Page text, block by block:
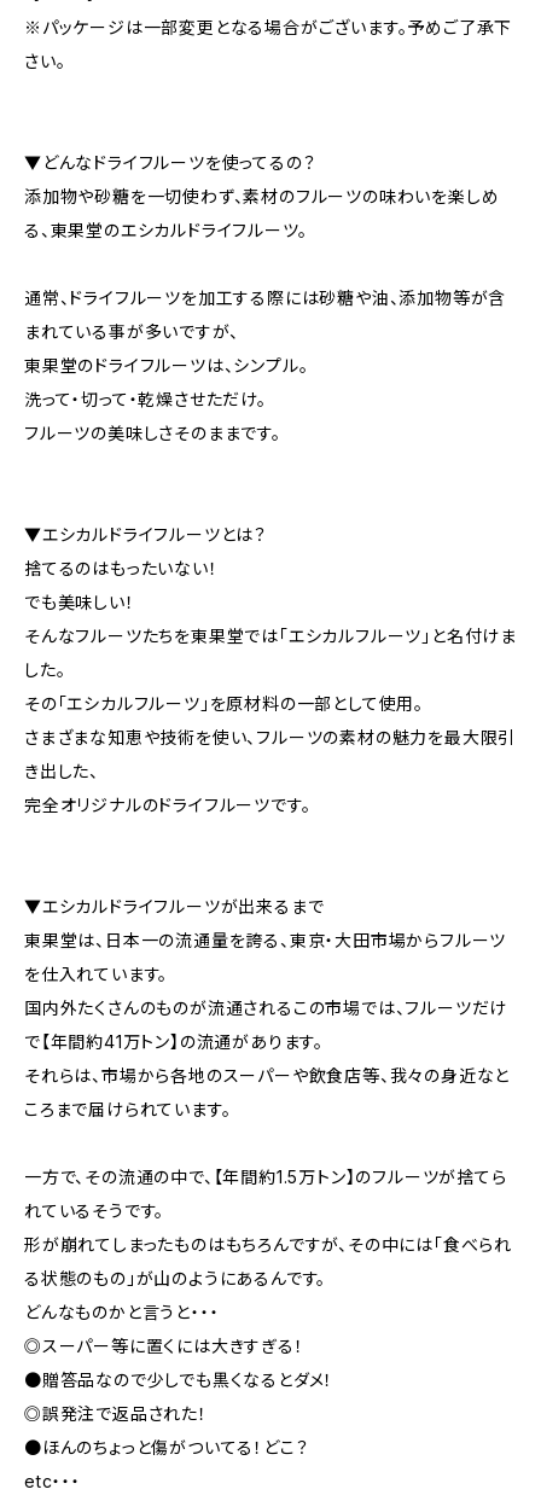
※パッケージは一部変更となる場合がございます。予めご了承下
さい。
▼どんなドライフルーツを使ってるの？
添加物や砂糖を一切使わず、素材のフルーツの味わいを楽しめ
る、東果堂のエシカルドライフルーツ。
通常、ドライフルーツを加工する際には砂糖や油、添加物等が含
まれている事が多いですが、
東果堂のドライフルーツは、シンプル。
洗って・切って・乾燥させただけ。
フルーツの美味しさそのままです。
▼エシカルドライフルーツとは？
捨てるのはもったいない！
でも美味しい！
そんなフルーツたちを東果堂では「エシカルフルーツ」と名付けま
した。
その「エシカルフルーツ」を原材料の一部として使用。
さまざまな知恵や技術を使い、フルーツの素材の魅力を最大限引
き出した、
完全オリジナルのドライフルーツです。
▼エシカルドライフルーツが出来るまで
東果堂は、日本一の流通量を誇る、東京・大田市場からフルーツ
を仕入れています。
国内外たくさんのものが流通されるこの市場では、フルーツだけ
で【年間約41万トン】の流通があります。
それらは、市場から各地のスーパーや飲食店等、我々の身近なと
ころまで届けられています。
一方で、その流通の中で、【年間約1.5万トン】のフルーツが捨てら
れているそうです。
形が崩れてしまったものはもちろんですが、その中には「食べられ
る状態のもの」が山のようにあるんです。
どんなものかと言うと・・・
◎スーパー等に置くには大きすぎる！
●贈答品なので少しでも黒くなるとダメ！
◎誤発注で返品された！
●ほんのちょっと傷がついてる！どこ？
etc・・・